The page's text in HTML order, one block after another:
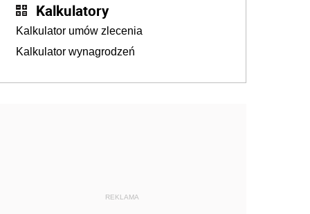
Kalkulatory
Kalkulator umów zlecenia
Kalkulator wynagrodzeń
REKLAMA